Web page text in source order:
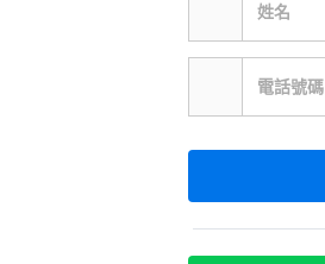
姓名
電話號碼